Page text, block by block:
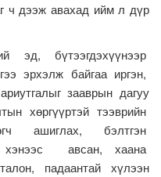
ч дээж авахад ийм л дүр
эд, бүтээгдэхүүнээр
эрхэлж байгаа иргэн,
зааврын дагуу
хөргүүртэй тээврийн
ашиглах, бэлтгэн
авсан, хаана
падаантай хүлээн